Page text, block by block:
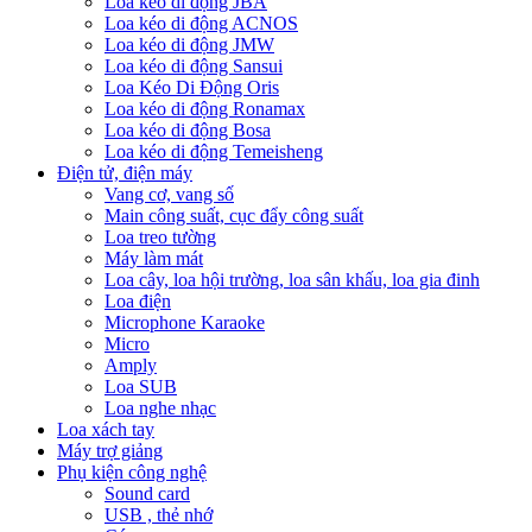
Loa kéo di động ACNOS
Loa kéo di động JMW
Loa kéo di động Sansui
Loa Kéo Di Động Oris
Loa kéo di động Ronamax
Loa kéo di động Bosa
Loa kéo di động Temeisheng
Điện tử, điện máy
Vang cơ, vang số
Main công suất, cục đẩy công suất
Loa treo tường
Máy làm mát
Loa cây, loa hội trường, loa sân khấu, loa gia đinh
Loa điện
Microphone Karaoke
Micro
Amply
Loa SUB
Loa nghe nhạc
Loa xách tay
Máy trợ giảng
Phụ kiện công nghệ
Sound card
USB , thẻ nhớ